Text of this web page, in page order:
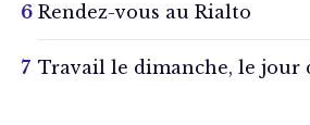
Rendez-vous au Rialto
Travail le dimanche, le jour